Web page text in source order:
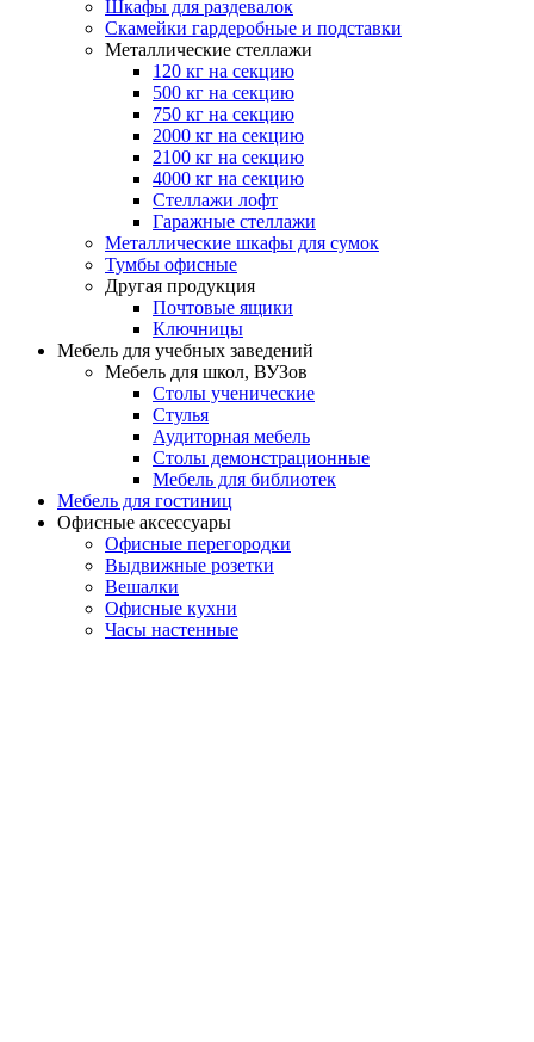
Шкафы для раздевалок
Скамейки гардеробные и подставки
Металлические стеллажи
120 кг на секцию
500 кг на секцию
750 кг на секцию
2000 кг на секцию
2100 кг на секцию
4000 кг на секцию
Стеллажи лофт
Гаражные стеллажи
Металлические шкафы для сумок
Тумбы офисные
Другая продукция
Почтовые ящики
Ключницы
Мебель для учебных заведений
Мебель для школ, ВУЗов
Столы ученические
Стулья
Аудиторная мебель
Столы демонстрационные
Мебель для библиотек
Мебель для гостиниц
Офисные аксессуары
Офисные перегородки
Выдвижные розетки
Вешалки
Офисные кухни
Часы настенные